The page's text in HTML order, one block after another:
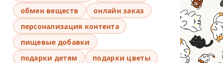
обмен веществ
онлайн заказ
персонализация контента
пищевые добавки
подарки детям
подарки цветы